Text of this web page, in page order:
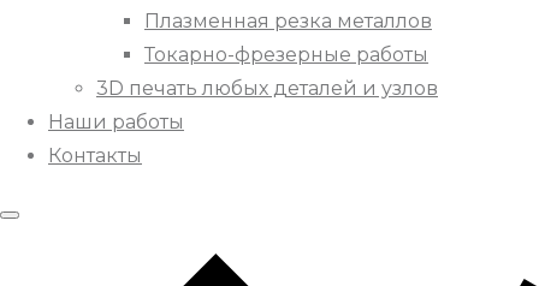
Плазменная резка металлов
Токарно-фрезерные работы
3D печать любых деталей и узлов
Наши работы
Контакты